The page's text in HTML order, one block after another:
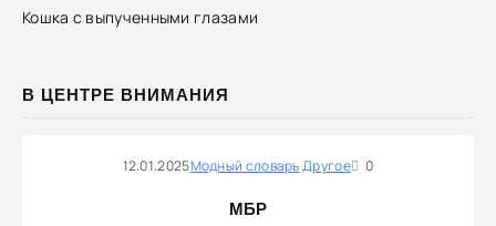
Кошка с выпученными глазами
В ЦЕНТРЕ ВНИМАНИЯ
12.01.2025Модный словарьДругое 0
МБР